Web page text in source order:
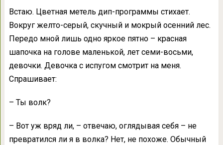
Встаю. Цветная метель дип-программы стихает.
Вокруг желто-серый, скучный и мокрый осенний лес.
Передо мной лишь одно яркое пятно – красная
шапочка на голове маленькой, лет семи-восьми,
девочки. Девочка с испугом смотрит на меня.
Спрашивает:
– Ты волк?
– Вот уж вряд ли, – отвечаю, оглядывая себя – не
превратился ли я в волка? Hет, не похоже. Обычный